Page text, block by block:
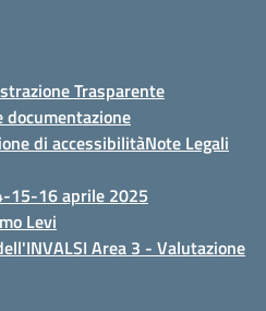
Trasparente
di accessibilitàNote Legali
15-16 aprile 2025
Levi
Area 3 - Valutazione